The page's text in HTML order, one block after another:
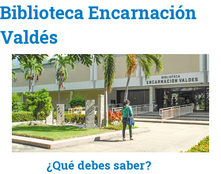
Biblioteca Encarnación
Valdés
¿Qué debes saber?